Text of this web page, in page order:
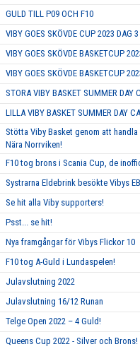
GULD TILL P09 OCH F10
VIBY GOES SKÖVDE CUP 2023 DAG 3
VIBY GOES SKÖVDE BASKETCUP
VIBY GOES SKÖVDE BASKETCUP
STORA VIBY BASKET SUMMER DAY
LILLA VIBY BASKET SUMMER DAY
Stötta Viby Basket genom att
Nära Norrviken!
F10 tog brons i Scania Cup, de
Systrarna Eldebrink besökte Vibys
Se hit alla Viby supporters!
Psst... se hit!
Nya framgångar för Vibys Flickor 10
F10 tog A-Guld i Lundaspelen!
Julavslutning 2022
Julavslutning 16/12 Runan
Telge Open 2022 – 4 Guld!
Queens Cup 2022 - Silver och Brons!